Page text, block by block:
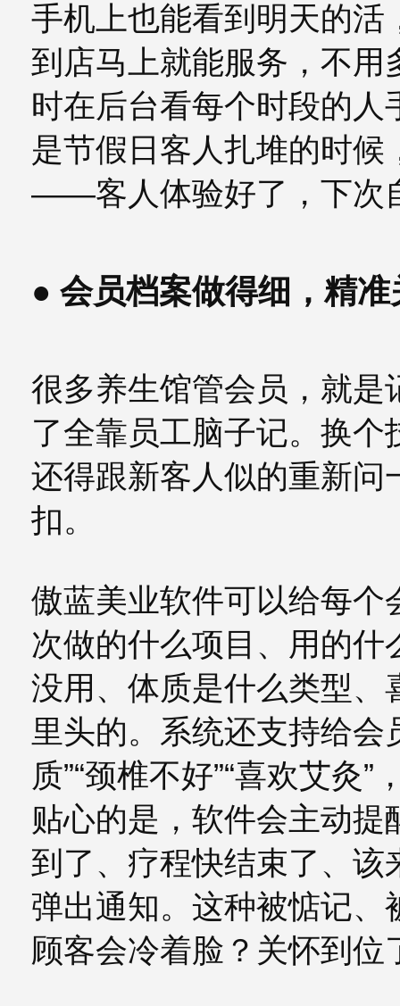
手机上也能看到明天的活
到店马上就能服务，不
时在后台看每个时段的
是节假日客人扎堆的时候
——客人体验好了，下次
● 会员档案做得细，精
很多养生馆管会员，就是
了全靠员工脑子记。换
还得跟新客人似的重新问
扣。
傲蓝美业软件可以给每个
次做的什么项目、用的
没用、体质是什么类型、
里头的。系统还支持给会
质”“颈椎不好”“喜欢艾灸
贴心的是，软件会主动
到了、疗程快结束了、
弹出通知。这种被惦记
顾客会冷着脸？关怀到位